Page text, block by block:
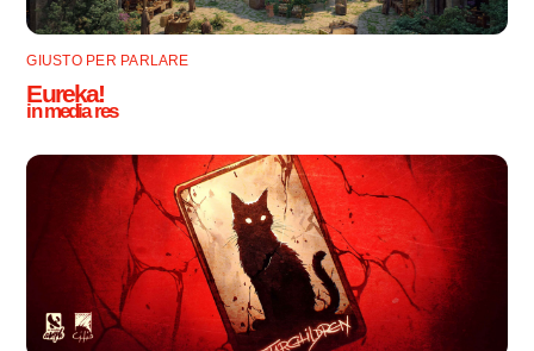
GIUSTO PER PARLARE
Eureka!
in media res